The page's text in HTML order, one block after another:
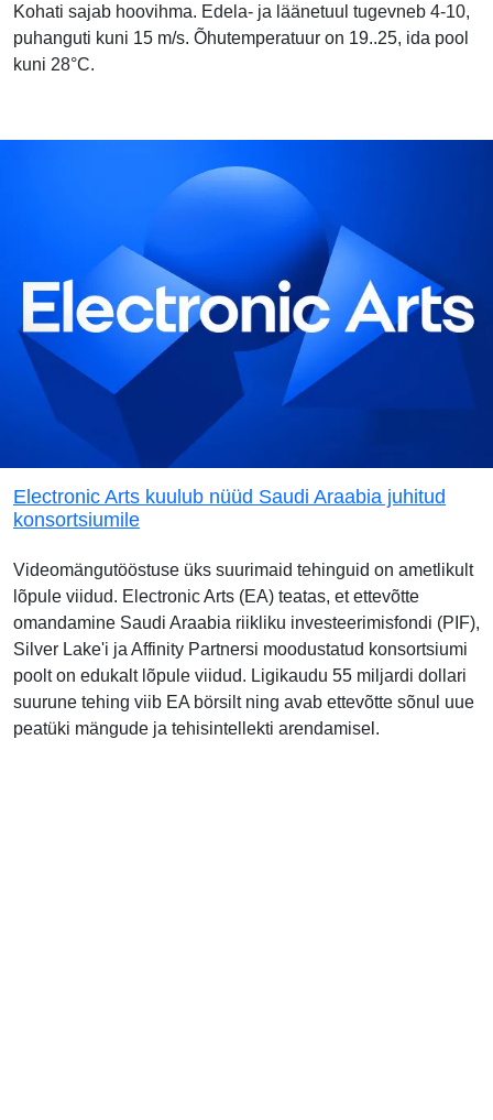
Kohati sajab hoovihma. Edela- ja läänetuul tugevneb 4-10,
puhanguti kuni 15 m/s. Õhutemperatuur on 19..25, ida pool
kuni 28°C.
Electronic Arts kuulub nüüd Saudi Araabia juhitud
konsortsiumile
Videomängutööstuse üks suurimaid tehinguid on ametlikult
lõpule viidud. Electronic Arts (EA) teatas, et ettevõtte
omandamine Saudi Araabia riikliku investeerimisfondi (PIF),
Silver Lake'i ja Affinity Partnersi moodustatud konsortsiumi
poolt on edukalt lõpule viidud. Ligikaudu 55 miljardi dollari
suurune tehing viib EA börsilt ning avab ettevõtte sõnul uue
peatüki mängude ja tehisintellekti arendamisel.